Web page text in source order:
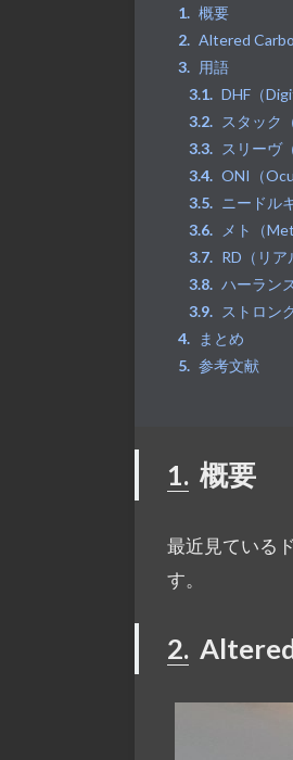
概要
Altered
用語
DHF（
スタック
スリーヴ
ONI（
ニードル
メト（
RD（リア
ハーラン
ストロン
まとめ
参考文献
1. 概要
最近見ている
す。
2.